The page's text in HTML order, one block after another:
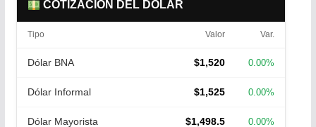
COTIZACIÓN DEL DÓLAR
Tipo Valor Var.
Dólar BNA $1,520 0.00%
Dólar Informal $1,525 0.00%
Dólar Mayorista $1,498.5 0.00%